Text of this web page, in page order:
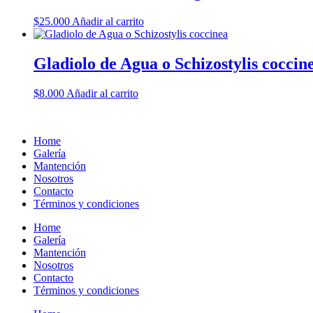
$25.000 Añadir al carrito
Gladiolo de Agua o Schizostylis
$8.000 Añadir al carrito
Home
Galería
Mantención
Nosotros
Contacto
Términos y condiciones
Home
Galería
Mantención
Nosotros
Contacto
Términos y condiciones